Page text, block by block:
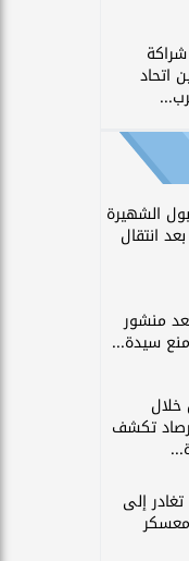
اتحاد
الشهيرة
انتقال
منشور
سيدة...
تكشف
إلى
معسكر